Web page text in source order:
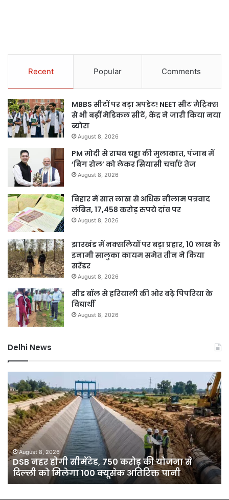
Recent Popular Comments
MBBS सीटों पर बड़ा अपडेट! NEET सीट मैट्रिक्स
से भी बढ़ीं मेडिकल सीटें, केंद्र ने जारी किया नया
ब्योरा
August 8, 2026
PM मोदी से राघव चड्ढा की मुलाकात, पंजाब में
‘बिग रोल’ को लेकर सियासी चर्चाएं तेज
August 8, 2026
बिहार में सात लाख से अधिक नीलाम पत्रवाद
लंबित, 17,458 करोड़ रुपये दांव पर
August 8, 2026
झारखंड में नक्सलियों पर बड़ा प्रहार, 10 लाख के
इनामी सालुका कायम समेत तीन ने किया
सरेंडर
August 8, 2026
सीड बॉल से हरियाली की ओर बढ़े पिपरिया के
विद्यार्थी
August 8, 2026
Delhi News
नहर
होगी
सीमेंटेड,
750
करोड़
की
योजना
से
दिल्ली
को
August 8, 2026
DSB नहर होगी सीमेंटेड, 750 करोड़ की योजना से
दिल्ली को मिलेगा 100 क्यूसेक अतिरिक्त पानी
में
ने
15
का
7